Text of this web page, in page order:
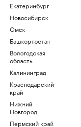
Екатеринбург
Новосибирск
Омск
Башкортостан
Вологодская
область
Калининград
Краснодарский
край
Нижний
Новгород
Пермский край